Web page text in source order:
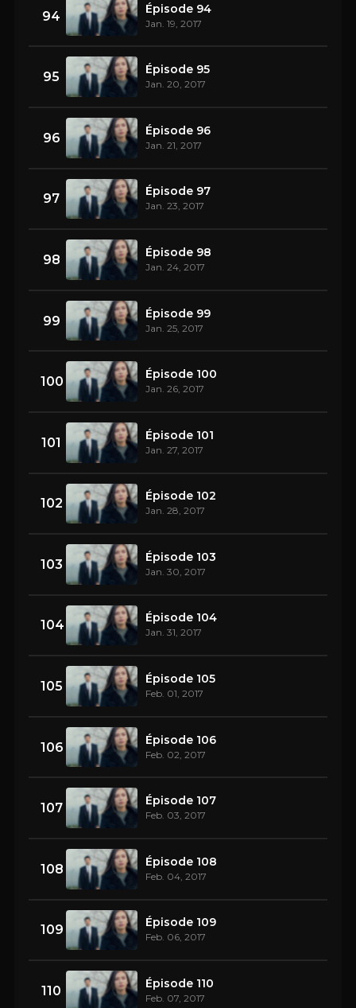
94 Épisode 94
Jan. 19, 2017
95 Épisode 95
Jan. 20, 2017
96 Épisode 96
Jan. 21, 2017
97 Épisode 97
Jan. 23, 2017
98 Épisode 98
Jan. 24, 2017
99 Épisode 99
Jan. 25, 2017
100 Épisode 100
Jan. 26, 2017
101 Épisode 101
Jan. 27, 2017
102 Épisode 102
Jan. 28, 2017
103 Épisode 103
Jan. 30, 2017
104 Épisode 104
Jan. 31, 2017
105 Épisode 105
Feb. 01, 2017
106 Épisode 106
Feb. 02, 2017
107 Épisode 107
Feb. 03, 2017
108 Épisode 108
Feb. 04, 2017
109 Épisode 109
Feb. 06, 2017
110 Épisode 110
Feb. 07, 2017